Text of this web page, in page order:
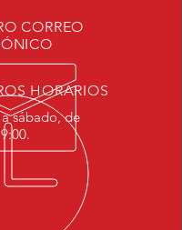
CORREO
HORARIOS
sábado, de